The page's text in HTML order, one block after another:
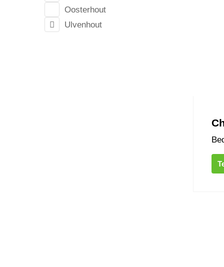
Oosterhout
Ulvenhout